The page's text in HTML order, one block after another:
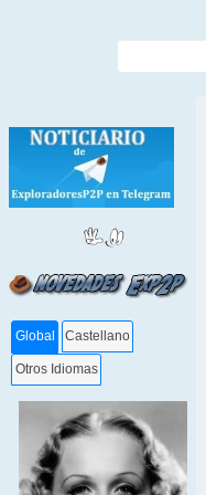
Global Castellano
Otros Idiomas